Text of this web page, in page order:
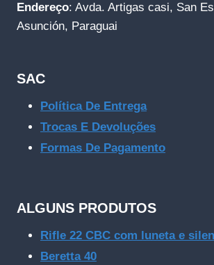
Endereço: Avda. Artigas casi, San
Asunción, Paraguai
SAC
Política De Entrega
Trocas E Devoluções
Formas De Pagamento
ALGUNS PRODUTOS
Rifle 22 CBC com luneta e
Beretta 40